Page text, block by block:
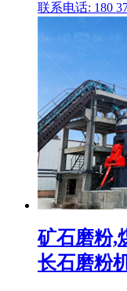
联系电话: 180
矿石磨粉,
长石磨粉